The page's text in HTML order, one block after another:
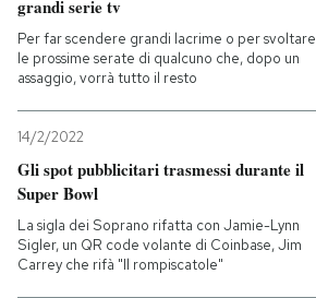
grandi serie tv
Per far scendere grandi lacrime o per svoltare
le prossime serate di qualcuno che, dopo un
assaggio, vorrà tutto il resto
14/2/2022
Gli spot pubblicitari trasmessi durante il
Super Bowl
La sigla dei Soprano rifatta con Jamie-Lynn
Sigler, un QR code volante di Coinbase, Jim
Carrey che rifà "Il rompiscatole"